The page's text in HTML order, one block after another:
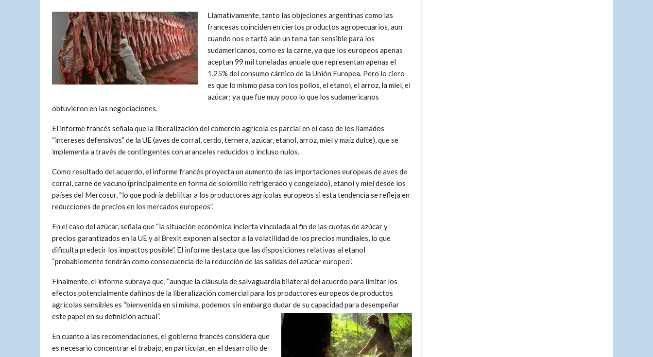
Llamativamente, tanto las objeciones argentinas como las
francesas coinciden en ciertos productos agropecuarios, aun
cuando nos e tartó aún un tema tan sensible para los
sudamericanos, como es la carne, ya que los europeos apenas
aceptan 99 mil toneladas anuale que representan apenas el
1,25% del consumo cárnico de la Unión Europea. Pero lo ciero
es que lo mismo pasa con los pollos, el etanol, el arroz, la miel, el
azúcar; ya que fue muy poco lo que los sudamericanos
obtuvieron en las negociaciones.
El informe francés señala que la liberalización del comercio agrícola es parcial en el caso de los llamados
“intereses defensivos” de la UE (aves de corral, cerdo, ternera, azúcar, etanol, arroz, miel y maíz dulce), que se
implementa a través de contingentes con aranceles reducidos o incluso nulos.
Como resultado del acuerdo, el informe francés proyecta un aumento de las importaciones europeas de aves de
corral, carne de vacuno (principalmente en forma de solomillo refrigerado y congelado), etanol y miel desde los
países del Mercosur, “lo que podría debilitar a los productores agrícolas europeos si esta tendencia se refleja en
reducciones de precios en los mercados europeos”.
En el caso del azúcar, señala que “la situación económica incierta vinculada al fin de las cuotas de azúcar y
precios garantizados en la UE y al Brexit exponen al sector a la volatilidad de los precios mundiales, lo que
dificulta predecir los impactos posible”. El informe destaca que las disposiciones relativas al etanol
“probablemente tendrán como consecuencia de la reducción de las salidas del azúcar europeo”.
Finalmente, el informe subraya que, “aunque la cláusula de salvaguardia bilateral del acuerdo para limitar los
efectos potencialmente dañinos de la liberalización comercial para los productores europeos de productos
agrícolas sensibles es “bienvenida en sí misma, podemos sin embargo dudar de su capacidad para desempeñar
este papel en su definición actual”.
En cuanto a las recomendaciones, el gobierno francés considera que
es necesario concentrar el trabajo, en particular, en el desarrollo de